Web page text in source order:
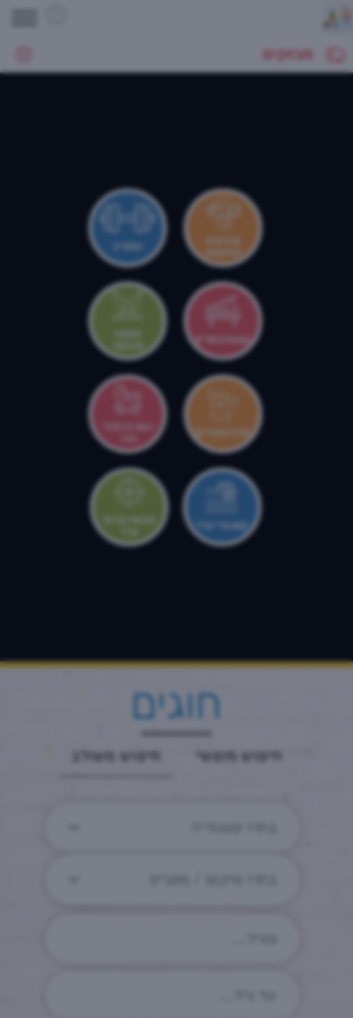
מבזקים
צהרונים
וקייטנות
ספורט
קונסרבטוריון
אמנות
מרכז צעירים
קאנטרי ערד
מטווח עירוני
חוגים
חיפוש חופשי חיפוש משולב